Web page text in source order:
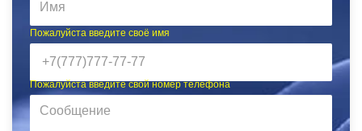
Пожалуйста введите своё имя
Пожалуйста введите свой номер телефона